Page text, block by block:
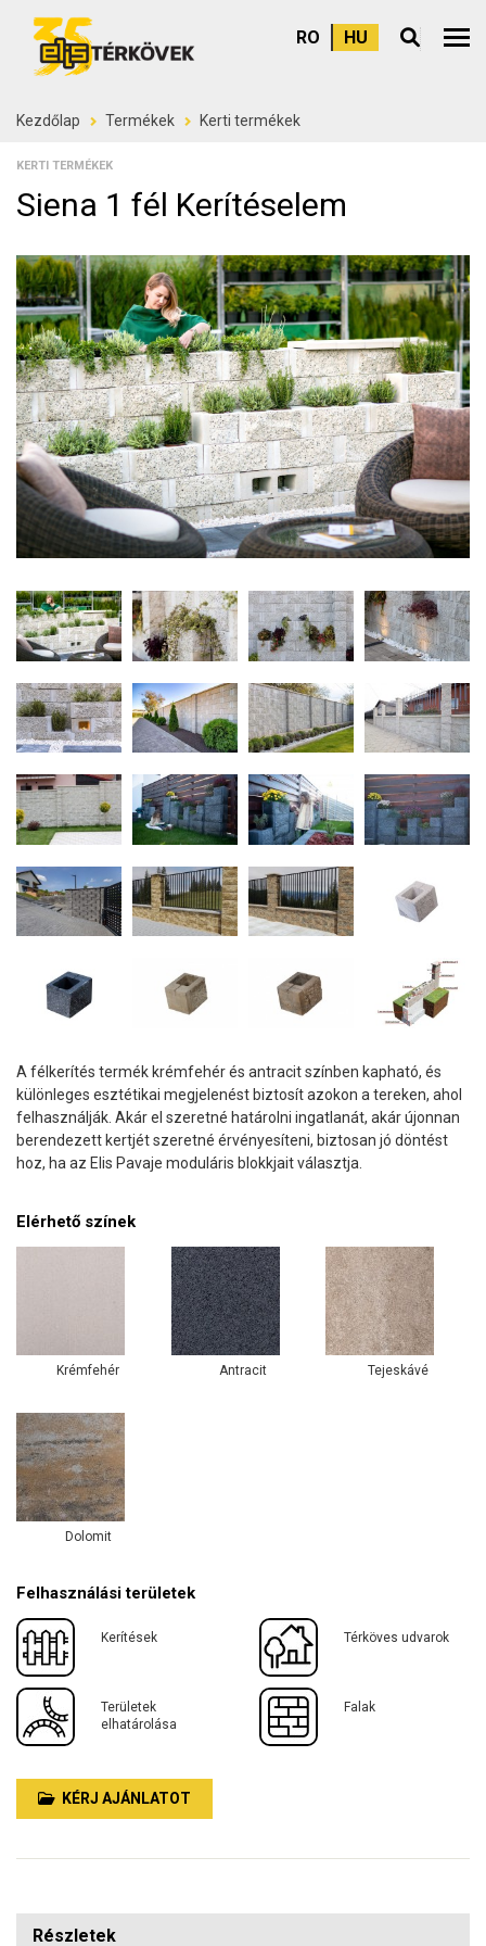
RO HU
Kezdőlap Termékek Kerti termékek
KERTI TERMÉKEK
Siena 1 fél Kerítéselem
A félkerítés termék krémfehér és antracit színben kapható, és
különleges esztétikai megjelenést biztosít azokon a tereken, ahol
felhasználják. Akár el szeretné határolni ingatlanát, akár újonnan
berendezett kertjét szeretné érvényesíteni, biztosan jó döntést
hoz, ha az Elis Pavaje moduláris blokkjait választja.
Elérhető színek
Krémfehér Antracit Tejeskávé
Dolomit
Felhasználási területek
Kerítések Térköves udvarok
Területek
elhatárolása
Falak
KÉRJ AJÁNLATOT
Részletek